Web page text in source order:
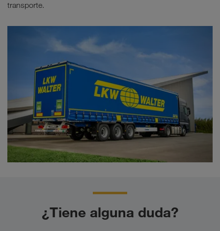
transporte.
¿Tiene alguna duda?